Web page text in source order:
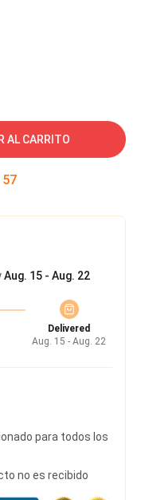
AL CARRITO
56
Aug. 15 - Aug. 22
Delivered
Aug. 15 - Aug. 22
para todos los
no es recibido